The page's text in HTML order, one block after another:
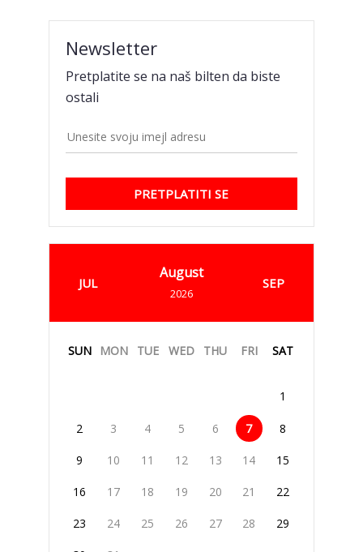
Newsletter
Pretplatite se na naš bilten da biste
ostali
PRETPLATITI SE
JUL
August
2026
SEP
SUN MON TUE WED THU FRI SAT
1
2 3 4 5 6 7 8
9 10 11 12 13 14 15
16 17 18 19 20 21 22
23 24 25 26 27 28 29